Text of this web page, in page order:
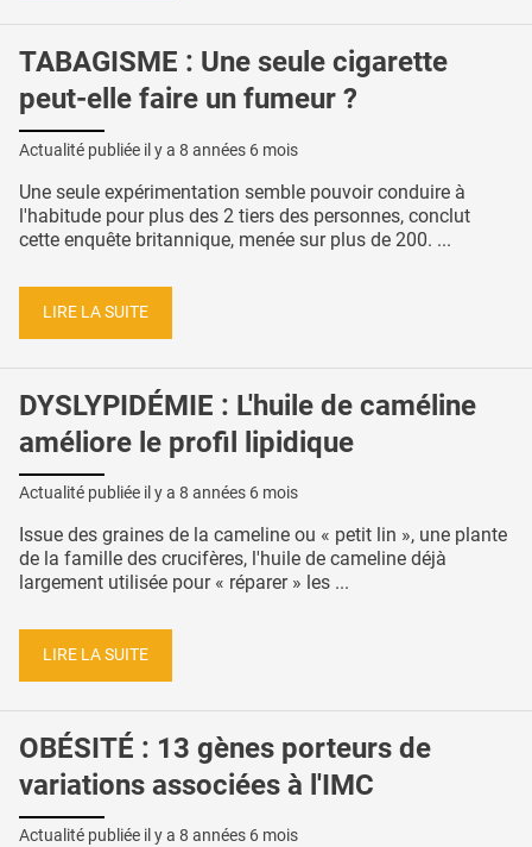
TABAGISME : Une seule cigarette
peut-elle faire un fumeur ?
Actualité publiée il y a 8 années 6 mois
Une seule expérimentation semble pouvoir conduire à
l'habitude pour plus des 2 tiers des personnes, conclut
cette enquête britannique, menée sur plus de 200. ...
LIRE LA SUITE
DYSLYPIDÉMIE : L'huile de caméline
améliore le profil lipidique
Actualité publiée il y a 8 années 6 mois
Issue des graines de la cameline ou « petit lin », une plante
de la famille des crucifères, l'huile de cameline déjà
largement utilisée pour « réparer » les ...
LIRE LA SUITE
OBÉSITÉ : 13 gènes porteurs de
variations associées à l'IMC
Actualité publiée il y a 8 années 6 mois